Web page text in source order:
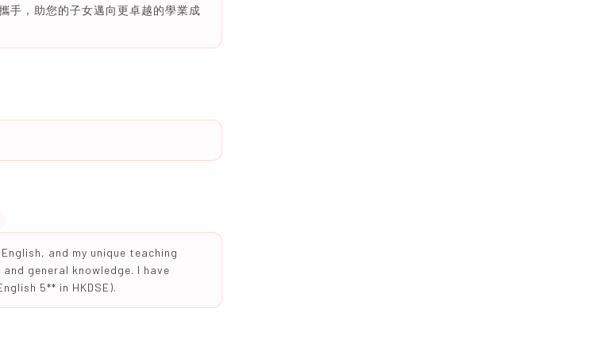
手，助您的子女邁向更卓越的學業成
and my unique teaching
general knowledge. I have
5** in HKDSE).